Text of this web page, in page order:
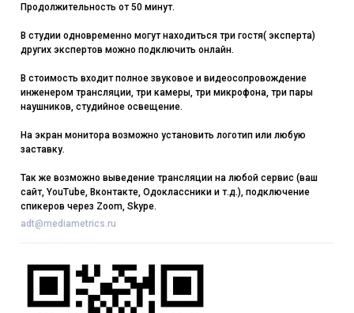
Продолжительность от 50 минут.
В студии одновременно могут находиться три гостя( эксперта)
других экспертов можно подключить онлайн.
В стоимость входит полное звуковое и видеосопровождение
инженером трансляции, три камеры, три микрофона, три пары
наушников, студийное освещение.
На экран монитора возможно установить логотип или любую
заставку.
Так же возможно выведение трансляции на любой сервис (ваш
сайт, YouTube, Вконтакте, Одоклассники и т.д.), подключение
спикеров через Zoom, Skype.
adt@mediametrics.ru